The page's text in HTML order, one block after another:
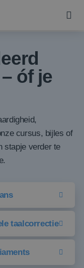
óf je
cursus, bijles of
stapje verder te
taalcorrectie